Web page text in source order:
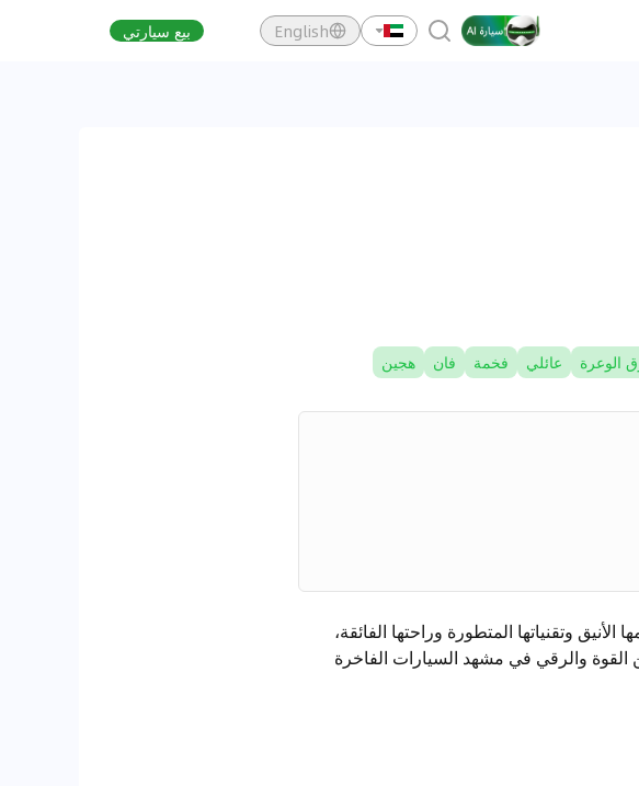
English بيع سيارتي
الوعرة عائلي فخمة فان هجين
وتقنياتها المتطورة وراحتها الفائقة،
القوة والرقي في مشهد السيارات الفاخرة